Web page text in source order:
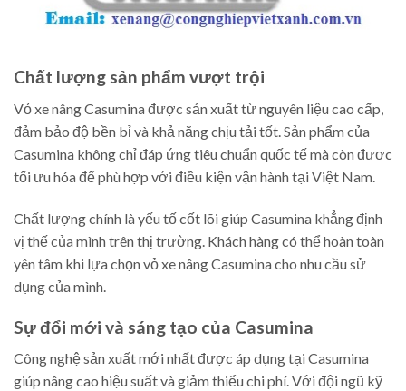
Chất lượng sản phẩm vượt trội
Vỏ xe nâng Casumina được sản xuất từ nguyên liệu cao cấp,
đảm bảo độ bền bỉ và khả năng chịu tải tốt. Sản phẩm của
Casumina không chỉ đáp ứng tiêu chuẩn quốc tế mà còn được
tối ưu hóa để phù hợp với điều kiện vận hành tại Việt Nam.
Chất lượng chính là yếu tố cốt lõi giúp Casumina khẳng định
vị thế của mình trên thị trường. Khách hàng có thể hoàn toàn
yên tâm khi lựa chọn vỏ xe nâng Casumina cho nhu cầu sử
dụng của mình.
Sự đổi mới và sáng tạo của Casumina
Công nghệ sản xuất mới nhất được áp dụng tại Casumina
giúp nâng cao hiệu suất và giảm thiểu chi phí. Với đội ngũ kỹ